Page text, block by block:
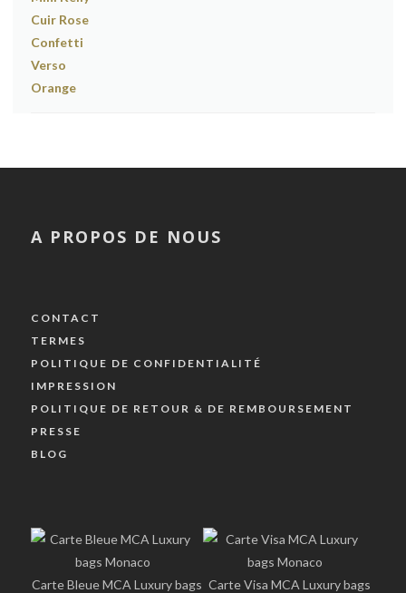
A PROPOS DE NOUS
CONTACT
TERMES
POLITIQUE DE CONFIDENTIALITÉ
IMPRESSION
POLITIQUE DE RETOUR & DE REMBOURSEMENT
PRESSE
BLOG
Carte Bleue MCA Luxury bags Carte Visa MCA Luxury bags